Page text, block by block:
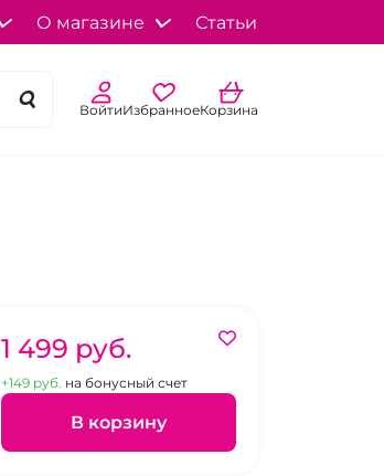
О магазине Статьи
ВойтиИзбранноеКорзина
1 499 pуб.
+149 pуб. на бонусный счет
В корзину